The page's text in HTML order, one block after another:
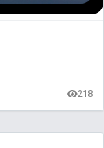
218